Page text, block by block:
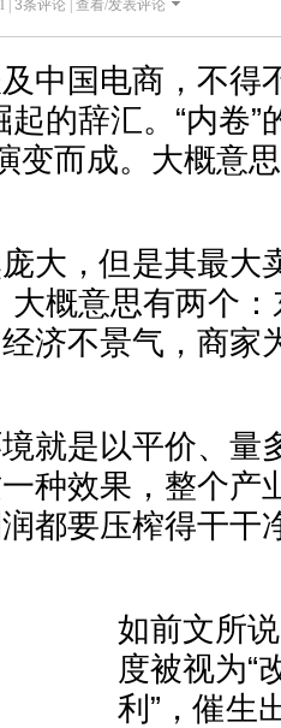
| 3条评论 | 查看/发表评论
中国电商，不得
的辞汇。“内卷”
变而成。大概意
大，但是其最大
大概意思有两个
济不景气，商家
就是以平价、量
种效果，整个产
都要压榨得干干
如前文所
度被视为“
利”，催生